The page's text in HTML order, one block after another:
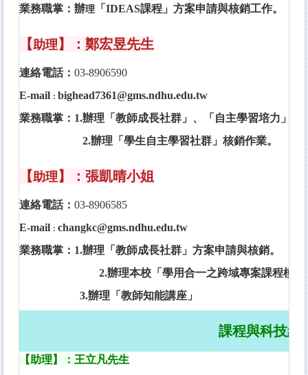
業務職掌： 辦理 「IDEAS課程」方案申請與核銷工作。
【助理 】：鄭宏昱先生
連絡電話： 03-8906590
E-mail ： bighead7361@gms.ndhu.edu.tw
業務職掌： 1.辦理 「教師成長社群」、「自主學習培力」申
2.辦理「學生自主學習社群」核銷作業。
【助理 】：張凱晴小姐
連絡電話： 03-8906585
E-mail ： changkc@gms.ndhu.edu.tw
業務職掌： 1.辦理 「教師成長社群」方案申請與核銷。
2.辦理本校「學用合一之跨域專案課程模組
3.辦理 「教師知能講座」
課程與科技組
【助理】：王立凡先生